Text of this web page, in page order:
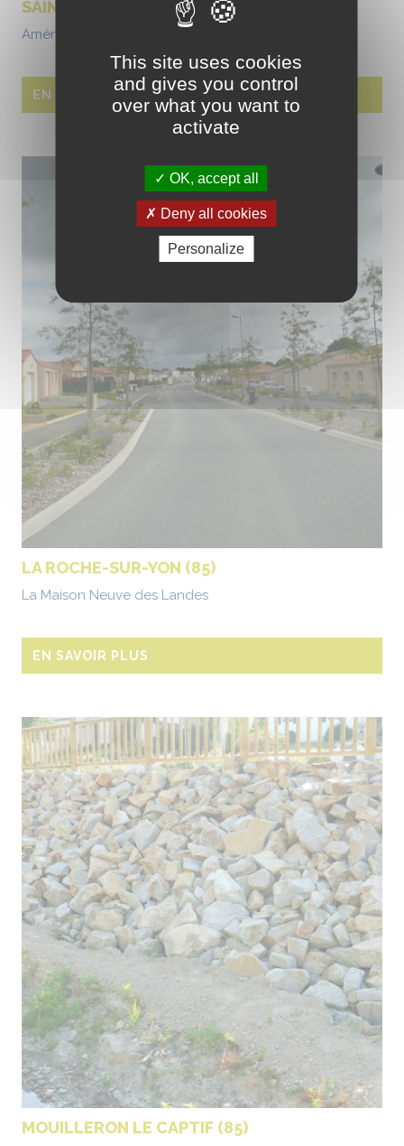
SAINTE-FOY (85)
Aménagement du centre bourg
EN SAVOIR PLUS
LA ROCHE-SUR-YON (85)
La Maison Neuve des Landes
EN SAVOIR PLUS
MOUILLERON LE CAPTIF (85)
This site uses cookies
and gives you control
over what you want to
activate
OK, accept all
Deny all cookies
Personalize